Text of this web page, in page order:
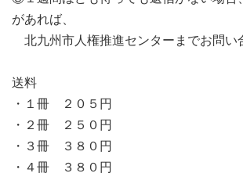
があれば、
北九州市人権推進センターまでお問い
送料
・１冊 ２０５円
・２冊 ２５０円
・３冊 ３８０円
・４冊 ３８０円